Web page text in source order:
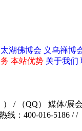
太湖佛博会 义乌禅博
本站优势 关于我们
） / （QQ）
媒体/展
线：400-016-5186 / /